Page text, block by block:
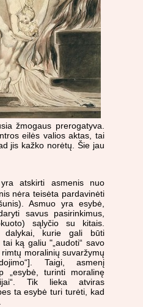
žmogaus prerogatyva.
eilės valios aktas, tai
jis kažko norėtų. Šie jau
atskirti asmenis nuo
nėra teisėta pardavinėti
Asmuo yra esybė,
savus pasirinkimus,
sąlyčio su kitais.
dalykai, kurie gali būti
ką galiu "„audoti“ savo
moralinių suvaržymų
Taigi, asmenį
„esybė, turinti moralinę
Tik lieka atviras
ta esybė turi turėti, kad